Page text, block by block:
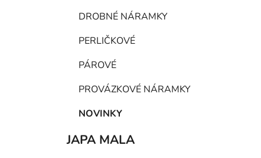
DROBNÉ NÁRAMKY
PERLIČKOVÉ
PÁROVÉ
PROVÁZKOVÉ NÁRAMKY
NOVINKY
JAPA MALA